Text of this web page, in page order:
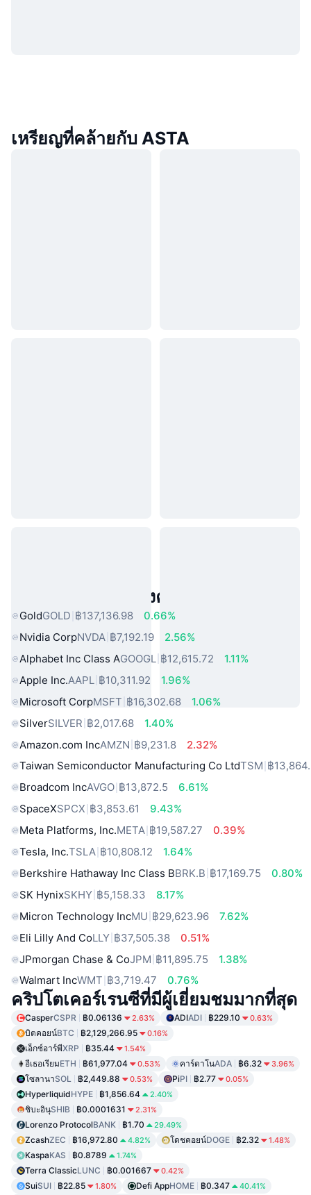
เหรียญที่คล้ายกับ ASTA
สินทรัพย์ในโลกแห่งความจริงยอดนิยม
GoldGOLD ฿137,136.98
0.66%
Nvidia CorpNVDA ฿7,192.19
2.56%
Alphabet Inc Class AGOOGL ฿12,615.72
1.11%
Apple Inc.AAPL ฿10,311.92
1.96%
Microsoft CorpMSFT ฿16,302.68
1.06%
SilverSILVER ฿2,017.68
1.40%
Amazon.com IncAMZN ฿9,231.8
2.32%
Taiwan Semiconductor Manufacturing Co LtdTSM ฿
Broadcom IncAVGO ฿13,872.5
6.61%
SpaceXSPCX ฿3,853.61
9.43%
Meta Platforms, Inc.META ฿19,587.27
0.39%
Tesla, Inc.TSLA ฿10,808.12
1.64%
Berkshire Hathaway Inc Class BBRK.B ฿17,169.75
0.80%
SK HynixSKHY ฿5,158.33
8.17%
Micron Technology IncMU ฿29,623.96
7.62%
Eli Lilly And CoLLY ฿37,505.38
0.51%
JPmorgan Chase & CoJPM ฿11,895.75
1.38%
Walmart IncWMT ฿3,719.47 0.76%
คริปโตเคอร์เรนซีที่มีผู้เยี่ยมชมมากที่สุด
CasperCSPR ฿0.06136 2.63% ADIADI ฿229.10 0.63%
บิตคอยน์BTC ฿2,129,266.95 0.16%
เอ็กซ์อาร์พีXRP ฿35.44 1.54%
อีเธอเรียมETH ฿61,977.04 0.53% คาร์ดาโนADA ฿6.32 3.96%
โซลานาSOL ฿2,449.88 0.53% PiPI ฿2.77 0.05%
HyperliquidHYPE ฿1,856.64 2.40%
ชิบะอินุSHIB ฿0.0001631 2.31%
Lorenzo ProtocolBANK ฿1.70 29.49%
ZcashZEC ฿16,972.80 4.82% โดชคอยน์DOGE ฿2.32 1.48%
KaspaKAS ฿0.8789 1.74%
Terra ClassicLUNC ฿0.001667 0.42%
SuiSUI ฿22.85 1.80% Defi AppHOME ฿0.347 40.41%